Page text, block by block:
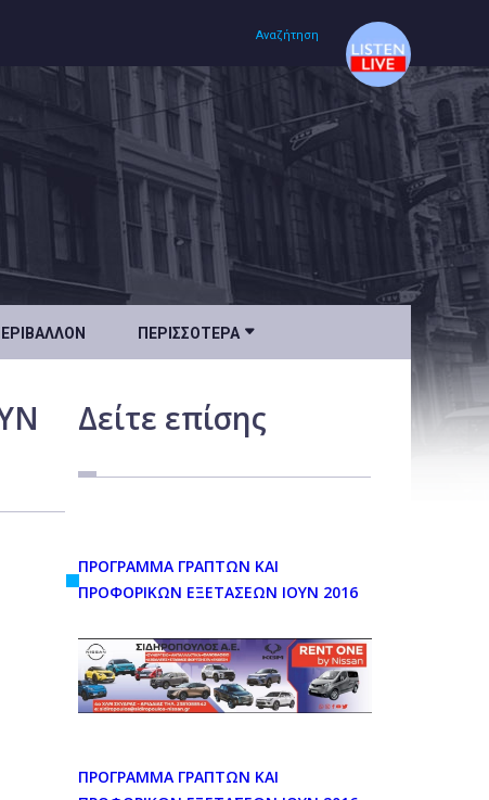
Αναζήτηση
ΠΕΡΙΣΣΌΤΕΡΑ 
Δείτε επίσης
ΠΡΟΓΡΑΜΜΑ ΓΡΑΠΤΩΝ ΚΑΙ
ΠΡΟΦΟΡΙΚΩΝ ΕΞΕΤΑΣΕΩΝ ΙΟΥΝ 2016
ΠΡΟΓΡΑΜΜΑ ΓΡΑΠΤΩΝ ΚΑΙ
Αρχική
Πολιτισμός
Υγεία
Ταξίδια
Επιστήμη
Περιβάλλον
Κόσμος
Αγροτικά
Οικονομία
Αθλητικά